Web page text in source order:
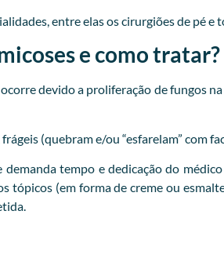
entre elas os cirurgiões de pé
e como tratar?
devido a proliferação de fungos
(quebram e/ou “esfarelam” com
tempo e dedicação do
tópicos (em forma de creme ou